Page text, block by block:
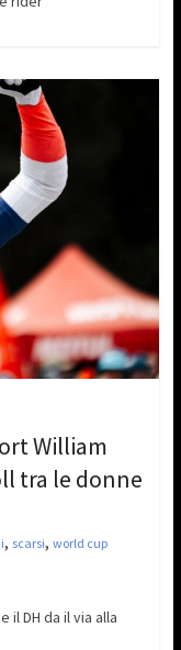
William
tra le donne
, scarsi, world cup
il DH da il via alla